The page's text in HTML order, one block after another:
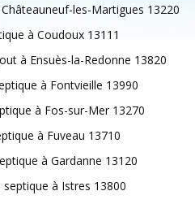
les-Martigues 13220
à Coudoux 13111
à Ensuès-la-Redonne 13820
à Fontvieille 13990
à Fos-sur-Mer 13270
à Fuveau 13710
à Gardanne 13120
à Istres 13800